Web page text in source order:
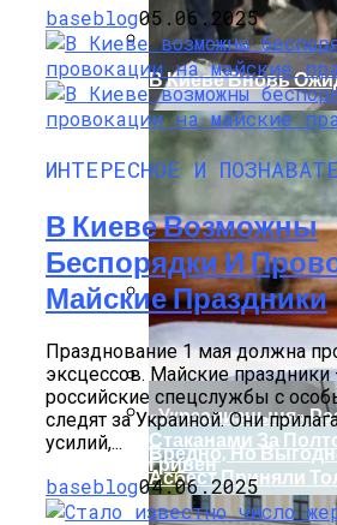
На Какую Зарплату
Рассчитывать
Советы Для
Вредно, Но
Асбест Приняли
В Киеве Вновь
«Укрзализныця»
Стаканами За
Гривен
baseblog05.06.2025
ИНТЕРЕСНОЕ И
В Киеве Возможны
Беспорядки И
Майские Праздники
Празднование 1 мая должна
эксцессов. Майские праздники
российские спецслужбы с
следят за Украиной. Они
усилий,...
baseblog04.06.2025